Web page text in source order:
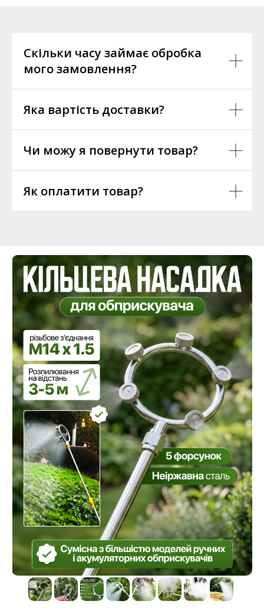
Скільки часу займає обробка
мого замовлення?
Яка вартість доставки?
Чи можу я повернути товар?
Як оплатити товар?